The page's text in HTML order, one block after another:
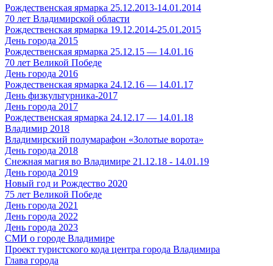
Рождественская ярмарка 25.12.2013-14.01.2014
70 лет Владимирской области
Рождественская ярмарка 19.12.2014-25.01.2015
День города 2015
Рождественская ярмарка 25.12.15 — 14.01.16
70 лет Великой Победе
День города 2016
Рождественская ярмарка 24.12.16 — 14.01.17
День физкультурника-2017
День города 2017
Рождественская ярмарка 24.12.17 — 14.01.18
Владимир 2018
Владимирский полумарафон «Золотые ворота»
День города 2018
Снежная магия во Владимире 21.12.18 - 14.01.19
День города 2019
Новый год и Рождество 2020
75 лет Великой Победе
День города 2021
День города 2022
День города 2023
СМИ о городе Владимире
Проект туристского кода центра города Владимира
Глава города